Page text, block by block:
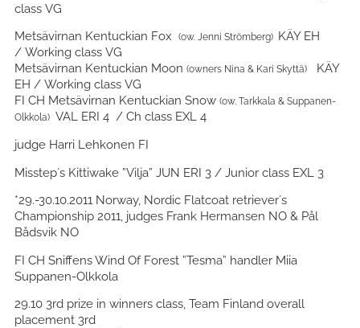
class VG
Metsävirnan Kentuckian Fox (ow. Jenni Strömberg) KÄY EH
/ Working class VG
Metsävirnan Kentuckian Moon (owners Nina & Kari Skyttä)
KÄY
EH / Working class VG
FI CH Metsävirnan Kentuckian Snow (ow. Tarkkala & Suppanen-
Olkkola) VAL ERI 4 / Ch class EXL 4
judge Harri Lehkonen FI
Misstep´s Kittiwake ”Vilja” JUN ERI 3 / Junior class EXL 3
*29.-30.10.2011 Norway, Nordic Flatcoat retriever´s
Championship 2011, judges Frank Hermansen NO & Pål
Bådsvik NO
FI CH Sniffens Wind Of Forest ”Tesma” handler Miia
Suppanen-Olkkola
29.10 3rd prize in winners class, Team Finland overall
placement 3rd